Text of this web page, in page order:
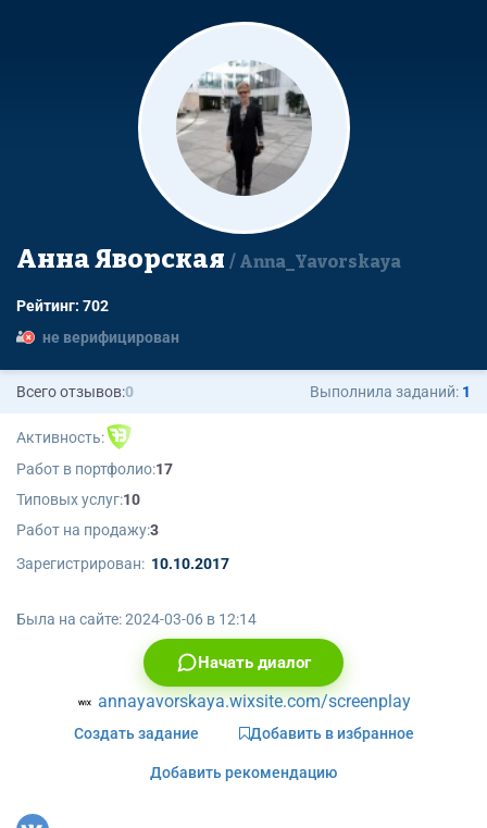
Анна Яворская Anna_Yavorskaya
Рейтинг: 702
не верифицирован
Всего отзывов:0 Выполнила заданий: 1
Активность:
Работ в портфолио:17
Типовых услуг:10
Работ на продажу:3
Зарегистрирован: 10.10.2017
Была на сайте:2024-03-06 в 12:14
Начать диалог
annayavorskaya.wixsite.com/screenplay
Создать задание Добавить в избранное
Добавить рекомендацию